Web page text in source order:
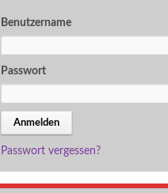
Benutzername
Passwort
Passwort vergessen?